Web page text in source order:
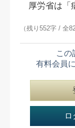
厚労省は「
（残り552字 / 全
この
有料会員